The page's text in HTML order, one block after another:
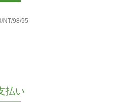
NT/98/95
払い